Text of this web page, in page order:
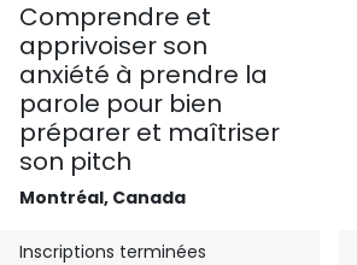
Comprendre et
apprivoiser son
anxiété à prendre la
parole pour bien
préparer et maîtriser
son pitch
Montréal, Canada
Inscriptions terminées